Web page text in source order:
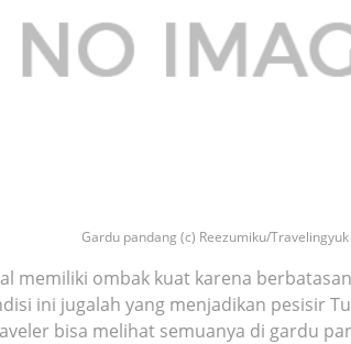
Gardu pandang (c) Reezumiku/Travelingyuk
memiliki ombak kuat karena
ini jugalah yang menjadikan pesisir
bisa melihat semuanya di gardu